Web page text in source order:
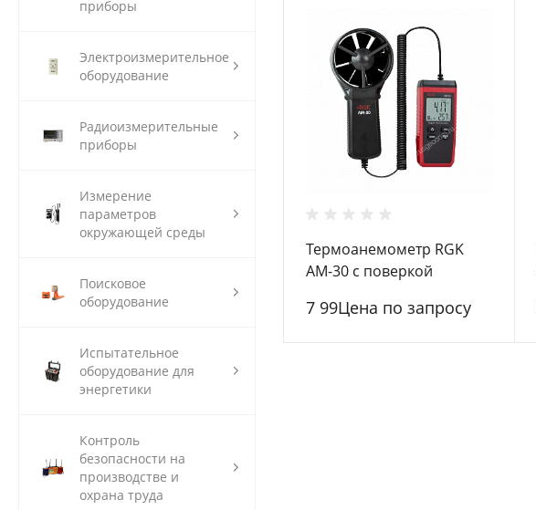
приборы
Электроизмерительное
оборудование
Радиоизмерительные
приборы
Измерение
параметров
окружающей среды
Поисковое
оборудование
Испытательное
оборудование для
энергетики
Контроль
безопасности на
производстве и
охрана труда
Термоанемометр RGK
AM-30 с поверкой
7 99Цена по запросу